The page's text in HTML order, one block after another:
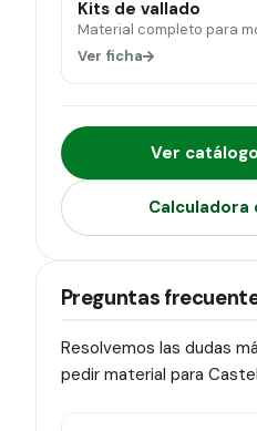
Kits de vallado
Material completo para
Ver ficha
Ver
Calculadora
Preguntas
Resolvemos las dudas
pedir material para